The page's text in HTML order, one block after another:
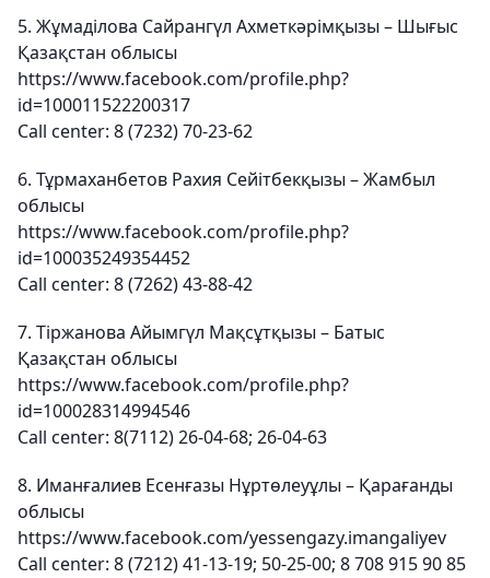
5. Жұмаділова Сайрангүл Ахметкәрімқызы – Шығыс
Қазақстан облысы
https://www.facebook.com/profile.php?
id=100011522200317
Call center: 8 (7232) 70-23-62
6. Тұрмаханбетов Рахия Сейітбекқызы – Жамбыл
облысы
https://www.facebook.com/profile.php?
id=100035249354452
Call center: 8 (7262) 43-88-42
7. Тіржанова Айымгүл Мақсұтқызы – Батыс
Қазақстан облысы
https://www.facebook.com/profile.php?
id=100028314994546
Call center: 8(7112) 26-04-68; 26-04-63
8. Иманғалиев Есенғазы Нұртөлеуұлы – Қарағанды
облысы
https://www.facebook.com/yessengazy.imangaliyev
Call center: 8 (7212) 41-13-19; 50-25-00; 8 708 915 90 85